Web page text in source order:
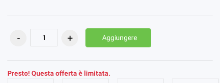
Aggiungere
Presto! Questa offerta è limitata.